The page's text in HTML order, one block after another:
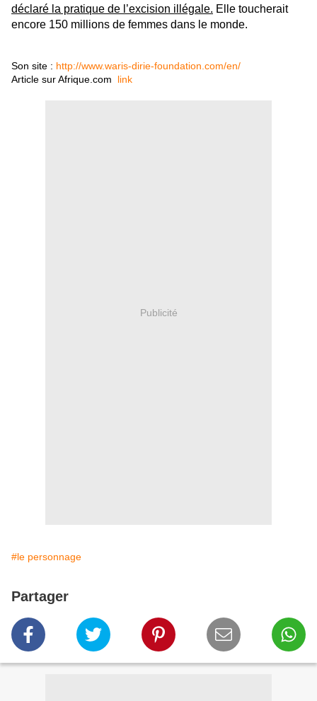
déclaré la pratique de l’excision illégale. Elle toucherait
encore 150 millions de femmes dans le monde.
Son site : http://www.waris-dirie-foundation.com/en/
Article sur Afrique.com
link
Publicité
#le personnage
Partager